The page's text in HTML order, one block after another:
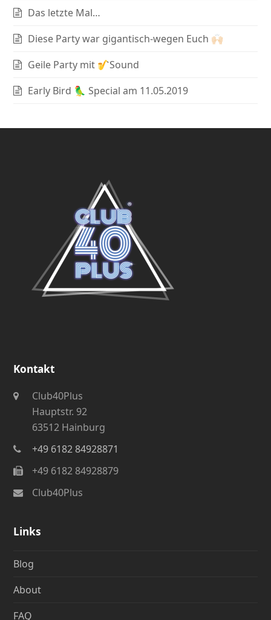
m
Das letzte Mal…
Diese Party war gigantisch-wegen Euch 🙌🏻
Geile Party mit 🎷Sound
Early Bird 🦜 Special am 11.05.2019
Kontakt
Club40Plus
Hauptstr. 92
63512 Hainburg
+49 6182 84928871
+49 6182 84928879
Club40Plus
Links
Blog
About
FAQ